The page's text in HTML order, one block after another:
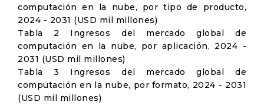
computación en la nube, por tipo de producto,
2024 - 2031 (USD mil millones)
Tabla 2 Ingresos del mercado global de
computación en la nube, por aplicación, 2024 -
2031 (USD mil millones)
Tabla 3 Ingresos del mercado global de
computación en la nube, por formato, 2024 - 2031
(USD mil millones)